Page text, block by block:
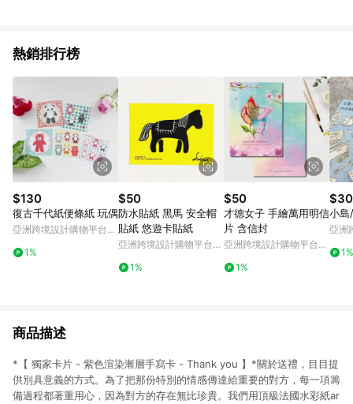
熱銷排行榜
$130
復古千代紙便條紙 玩偶
亞洲跨境設計購物平台
1%
$50
防水貼紙 黑馬 安全帽
貼紙 悠遊卡貼紙
亞洲跨境設計購物平台
1%
$50
才德女子 手繪萬用明信
片 含信封
亞洲跨境設計購物平台
1%
$30
小島
亞洲
1%
商品描述
*【 獨家卡片 - 紫色渲染漸層手寫卡 - Thank you 】*關於送禮，目目提
供別具意義的方式。為了把那份特別的情感傳達給重要的對方，每一項籌
備過程都著重用心，因為對方的存在無比珍貴。我們用頂級法國水彩紙ar